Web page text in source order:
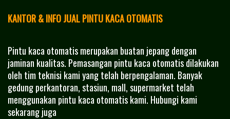
KANTOR & INFO JUAL PINTU KACA OTOMATIS
Pintu kaca otomatis merupakan buatan jepang dengan
jaminan kualitas. Pemasangan pintu kaca otomatis dilakukan
oleh tim teknisi kami yang telah berpengalaman. Banyak
gedung perkantoran, stasiun, mall, supermarket telah
menggunakan pintu kaca otomatis kami. Hubungi kami
sekarang juga